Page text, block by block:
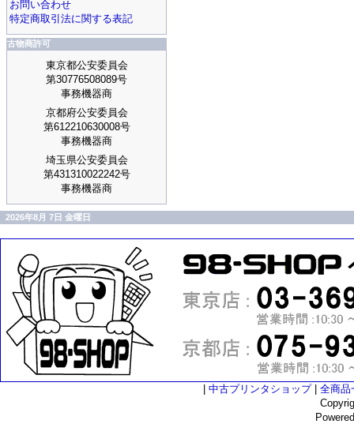
お問い合わせ
特定商取引法に関する表記
古物商許可
東京都公安委員会
第30776508089号
事務機器商
京都府公安委員会
第612210630008号
事務機器商
埼玉県公安委員会
第431310022242号
事務機器商
2026年8月 7日 金曜日
中古プリンタショップ| 全商品